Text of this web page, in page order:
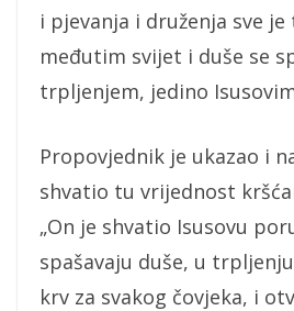
i pjevanja i druženja sve
međutim svijet i duše se
trpljenjem, jedino
Propovjednik je ukazao i
shvatio tu vrijednost
„On je shvatio Isusovu
spašavaju duše, u
krv za svakog čovjeka, i